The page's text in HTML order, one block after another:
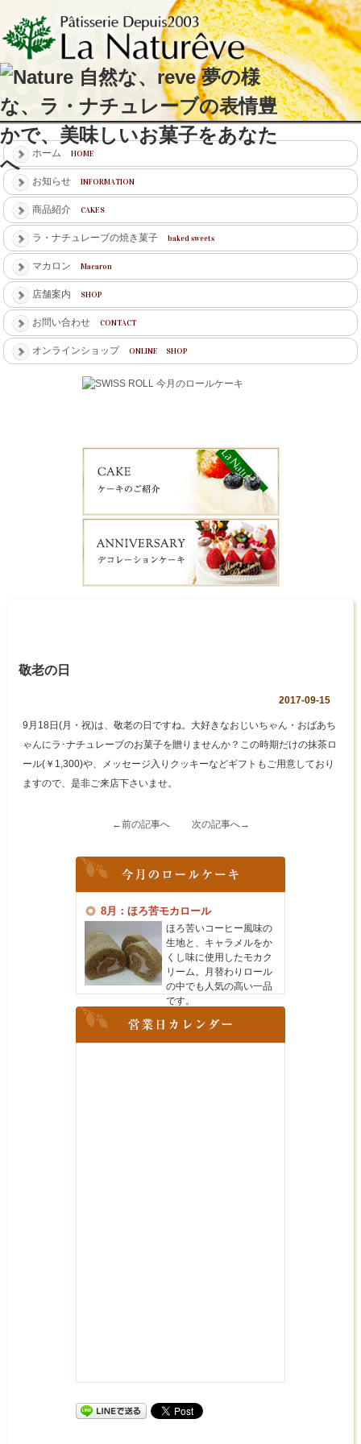
ホームHOME
お知らせINFORMATION
商品紹介CAKES
ラ・ナチュレーブの焼き菓子baked sweets
マカロンMacaron
店舗案内 SHOP
お問い合わせCONTACT
オンラインショップONLINE SHOP
敬老の日
2017-09-15
9月18日(月・祝)は、敬老の日ですね。大好きなおじいちゃん・おばあち
ゃんにラ･ナチュレーブのお菓子を贈りませんか？この時期だけの抹茶ロ
ール(￥1,300)や、メッセージ入りクッキーなどギフトもご用意しており
ますので、是非ご来店下さいませ。
←前の記事へ 次の記事へ→
8月：ほろ苦モカロール
ほろ苦いコーヒー風味の
生地と、キャラメルをか
くし味に使用したモカク
リーム。月替わりロール
の中でも人気の高い一品
です。